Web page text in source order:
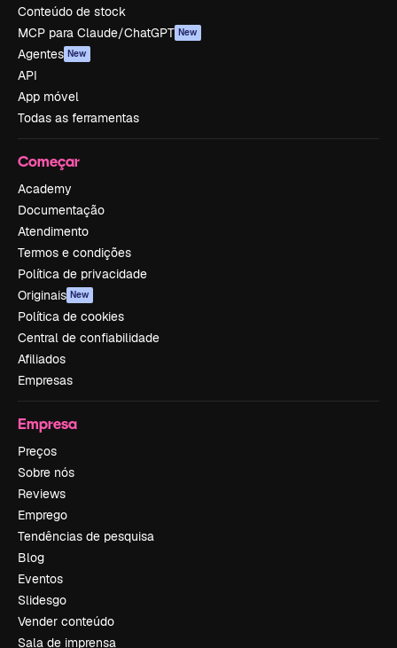
Conteúdo de stock
MCP para Claude/ChatGPT New
Agentes New
API
App móvel
Todas as ferramentas
Começar
Academy
Documentação
Atendimento
Termos e condições
Política de privacidade
Originais New
Política de cookies
Central de confiabilidade
Afiliados
Empresas
Empresa
Preços
Sobre nós
Reviews
Emprego
Tendências de pesquisa
Blog
Eventos
Slidesgo
Vender conteúdo
Sala de imprensa